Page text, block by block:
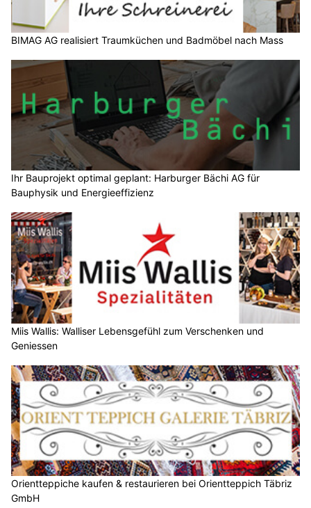
BIMAG AG realisiert Traumküchen und Badmöbel nach Mass
Ihr Bauprojekt optimal geplant: Harburger Bächi AG für
Bauphysik und Energieeffizienz
Miis Wallis: Walliser Lebensgefühl zum Verschenken und
Geniessen
Orientteppiche kaufen & restaurieren bei Orientteppich Täbriz
GmbH